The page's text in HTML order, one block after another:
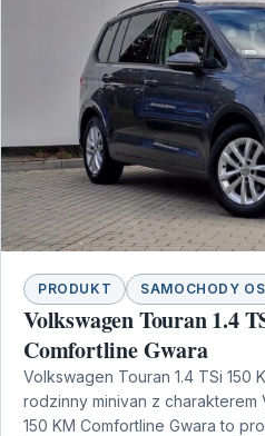
PRODUKT SAMOCHODY
Volkswagen Touran 1.4
Comfortline Gwara
Volkswagen Touran 1.4 TSi 150
rodzinny minivan z charakterem
150 KM Comfortline Gwara to